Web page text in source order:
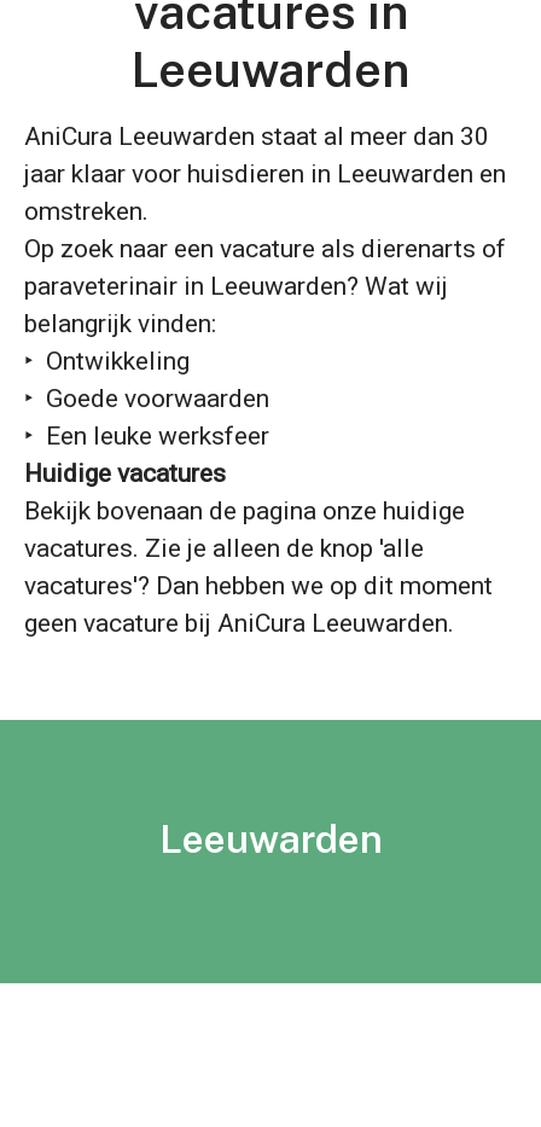
vacatures in
Leeuwarden
AniCura Leeuwarden staat al meer dan 30
jaar klaar voor huisdieren in Leeuwarden en
omstreken.
Op zoek naar een vacature als dierenarts of
paraveterinair in Leeuwarden? Wat wij
belangrijk vinden:
‣ Ontwikkeling
‣ Goede voorwaarden
‣ Een leuke werksfeer
Huidige vacatures
Bekijk bovenaan de pagina onze huidige
vacatures. Zie je alleen de knop 'alle
vacatures'? Dan hebben we op dit moment
geen vacature bij AniCura Leeuwarden.
Leeuwarden